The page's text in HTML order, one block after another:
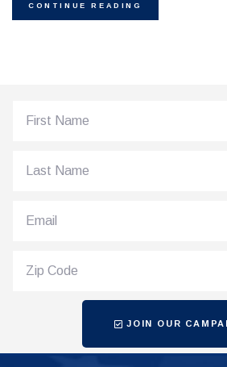
CONTINUE READING
JOIN OUR